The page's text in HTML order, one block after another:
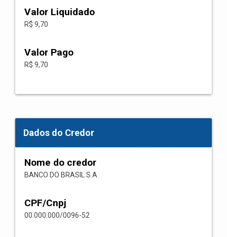
Valor Liquidado
R$ 9,70
Valor Pago
R$ 9,70
Dados do Credor
Nome do credor
BANCO DO BRASIL S A
CPF/Cnpj
00.000.000/0096-52